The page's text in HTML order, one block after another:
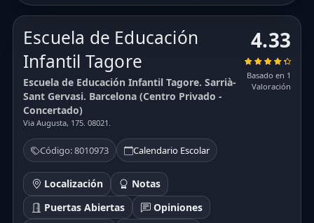
Escuela de Educación
Infantil Tagore
Escuela de Educación Infantil Tagore. Sarrià-
Sant Gervasi. Barcelona (Centro Privado -
Concertado)
Via Augusta, 175. 08021.
Código: 8010973 Calendario Escolar
Localización
Notas
Puertas Abiertas
Opiniones
4.33
Basado en 1
Valoración